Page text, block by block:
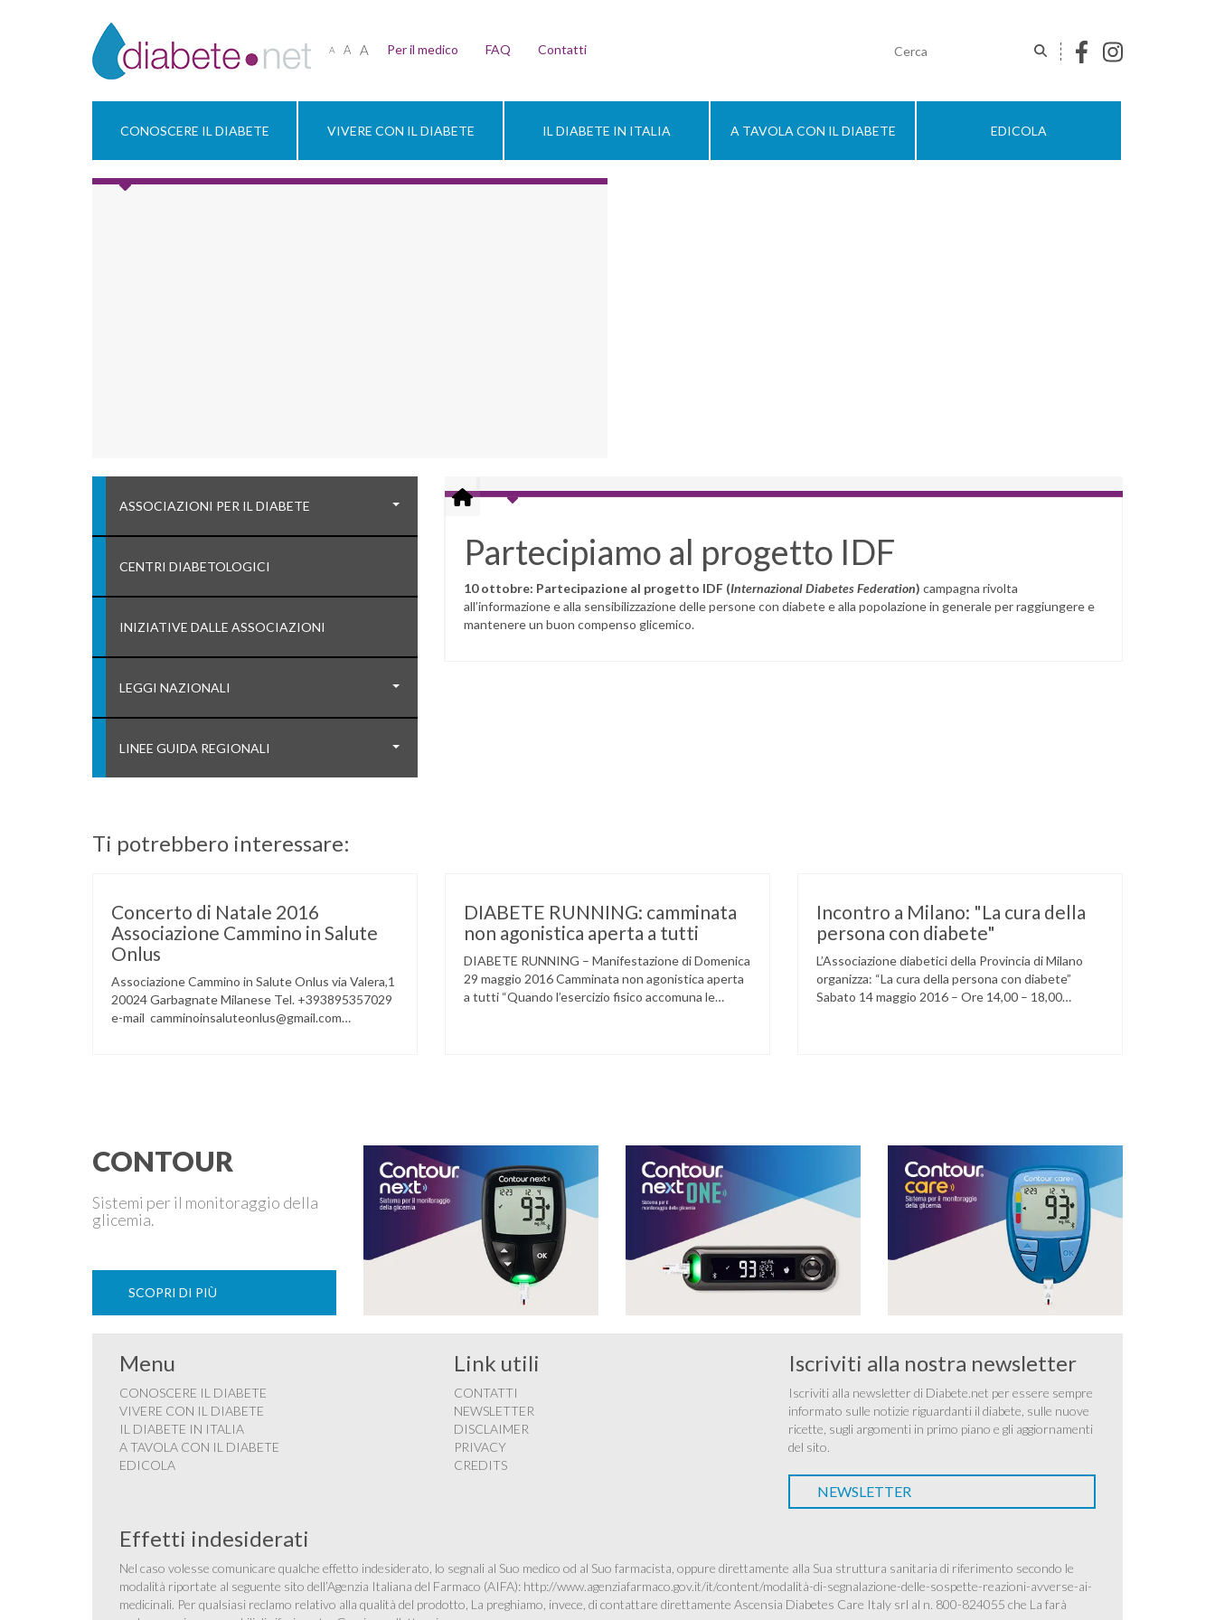
A A A Per il medico FAQ Contatti
CONOSCERE IL DIABETE VIVERE CON IL DIABETE IL DIABETE IN ITALIA A TAVOLA CON IL DIABETE EDICOLA
ASSOCIAZIONI PER IL DIABETE
CENTRI DIABETOLOGICI
INIZIATIVE DALLE ASSOCIAZIONI
LEGGI NAZIONALI
LINEE GUIDA REGIONALI
Partecipiamo al progetto IDF
10 ottobre: Partecipazione al progetto IDF (Internazional Diabetes Federation) campagna rivolta
all’informazione e alla sensibilizzazione delle persone con diabete e alla popolazione in generale per raggiungere e
mantenere un buon compenso glicemico.
Ti potrebbero interessare:
Concerto di Natale 2016
Associazione Cammino in Salute
Onlus
Associazione Cammino in Salute Onlus via Valera,1
20024 Garbagnate Milanese Tel. +393895357029
e-mail camminoinsaluteonlus@gmail.com
DIABETE RUNNING: camminata
non agonistica aperta a tutti
DIABETE RUNNING – Manifestazione di Domenica
29 maggio 2016 Camminata non agonistica aperta
a tutti “Quando l’esercizio fisico accomuna le
Incontro a Milano: "La cura della
persona con diabete"
L’Associazione diabetici della Provincia di Milano
organizza: “La cura della persona con diabete”
Sabato 14 maggio 2016 – Ore 14,00 – 18,00
CONTOUR
Sistemi per il monitoraggio della
glicemia.
SCOPRI DI PIÙ
Menu
CONOSCERE IL DIABETE
VIVERE CON IL DIABETE
IL DIABETE IN ITALIA
A TAVOLA CON IL DIABETE
EDICOLA
Link utili
CONTATTI
NEWSLETTER
DISCLAIMER
PRIVACY
CREDITS
Iscriviti alla nostra newsletter
Iscriviti alla newsletter di Diabete.net per essere sempre
informato sulle notizie riguardanti il diabete, sulle nuove
ricette, sugli argomenti in primo piano e gli aggiornamenti
del sito.
NEWSLETTER
Effetti indesiderati
Nel caso volesse comunicare qualche effetto indesiderato, lo segnali al Suo medico od al Suo farmacista, oppure direttamente alla Sua struttura sanitaria di riferimento secondo le
modalità riportate al seguente sito dell’Agenzia Italiana del Farmaco (AIFA): http://www.agenziafarmaco.gov.it/it/content/modalità-di-segnalazione-delle-sospette-reazioni-avverse-ai-
medicinali. Per qualsiasi reclamo relativo alla qualità del prodotto, La preghiamo, invece, di contattare direttamente Ascensia Diabetes Care Italy srl al n. 800-824055 che La farà